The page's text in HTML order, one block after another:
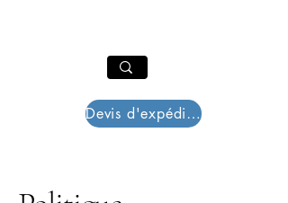
Devis d'expédition